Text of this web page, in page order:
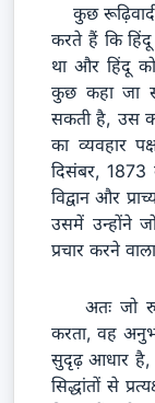
कुछ
करते हैं कि हिंदू
था और हिंदू
कुछ कहा जा
सकती है, उस
का व्यवहार
दिसंबर, 1873
विद्वान और
उसमें उन्होंने
प्रचार करने
अतः जो
करता, वह
सुदृढ़ आधार है,
सिद्धांतों से